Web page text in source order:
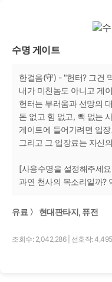
수명 게이트
한걸음(守) - "헌터? 그건
내가 미친놈도 아니고 게
헌터는 부러움과 선망의
돈 없고 힘 없고, 빽 없는
게이트에 들어가려면 입
그리고 그 입장료는 자신
[사용수명을 설정해주세
과연 천사의 목소리일까?
유료 〉 현대판타지, 퓨전
조회수: 2,042,286 선호작: 4,495